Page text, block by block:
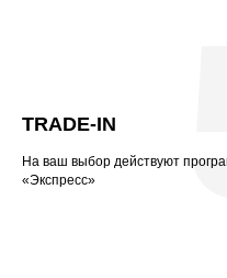
TRADE-IN
На ваш выбор действуют
«Экспресс»